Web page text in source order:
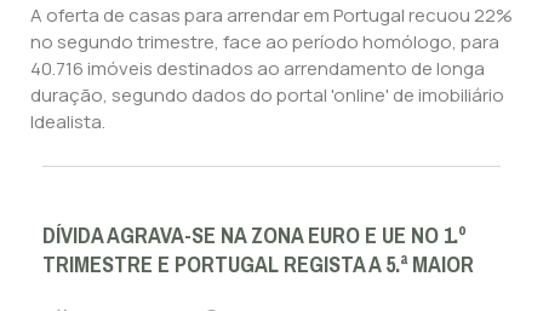
A oferta de casas para arrendar em Portugal recuou 22%
no segundo trimestre, face ao período homólogo, para
40.716 imóveis destinados ao arrendamento de longa
duração, segundo dados do portal 'online' de imobiliário
Idealista.
DÍVIDA AGRAVA-SE NA ZONA EURO E UE NO 1.º
TRIMESTRE E PORTUGAL REGISTA A 5.ª MAIOR